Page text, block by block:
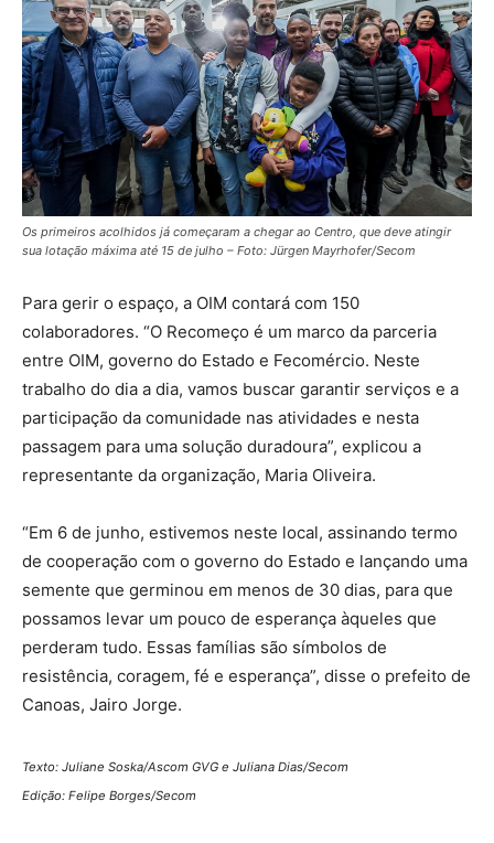
Os primeiros acolhidos já começaram a chegar ao Centro, que deve atingir
sua lotação máxima até 15 de julho – Foto: Jürgen Mayrhofer/Secom
Para gerir o espaço, a OIM contará com 150
colaboradores. “O Recomeço é um marco da parceria
entre OIM, governo do Estado e Fecomércio. Neste
trabalho do dia a dia, vamos buscar garantir serviços e a
participação da comunidade nas atividades e nesta
passagem para uma solução duradoura”, explicou a
representante da organização, Maria Oliveira.
“Em 6 de junho, estivemos neste local, assinando termo
de cooperação com o governo do Estado e lançando uma
semente que germinou em menos de 30 dias, para que
possamos levar um pouco de esperança àqueles que
perderam tudo. Essas famílias são símbolos de
resistência, coragem, fé e esperança”, disse o prefeito de
Canoas, Jairo Jorge.
Texto: Juliane Soska/Ascom GVG e Juliana Dias/Secom
Edição: Felipe Borges/Secom